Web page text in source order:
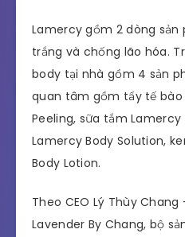
Lamercy gồm 2 dòng sản
trắng và chống lão hóa.
body tại nhà gồm 4 sản
quan tâm gồm tẩy tế bào
Peeling, sữa tắm
Lamercy Body Solution,
Body Lotion.
Theo CEO Lý Thùy
Lavender By Chang, bộ